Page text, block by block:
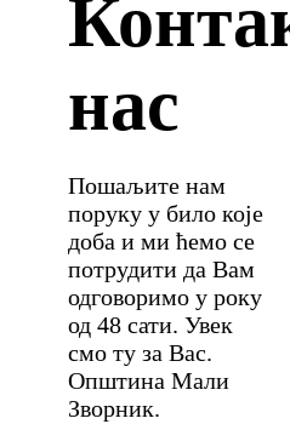
нас
Пошаљите нам
поруку у било које
доба и ми ћемо се
потрудити да Вам
одговоримо у року
од 48 сати. Увек
смо ту за Вас.
Општина Мали
Зворник.